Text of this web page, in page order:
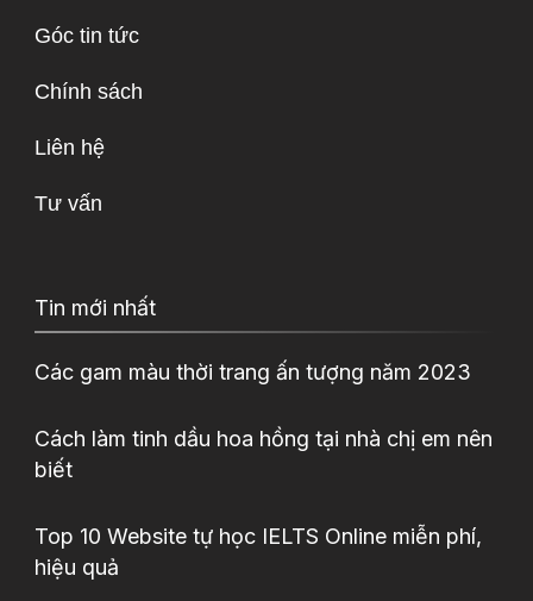
Góc tin tức
Chính sách
Liên hệ
Tư vấn
Tin mới nhất
Các gam màu thời trang ấn tượng năm 2023
Cách làm tinh dầu hoa hồng tại nhà chị em nên
biết
Top 10 Website tự học IELTS Online miễn phí,
hiệu quả